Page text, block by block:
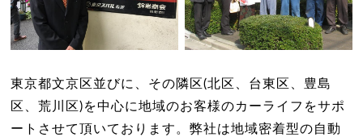
東京都文京区並びに、その隣区(北区、台東区、豊島
区、荒川区)を中心に地域のお客様のカーライフをサポ
ートさせて頂いております。弊社は地域密着型の自動